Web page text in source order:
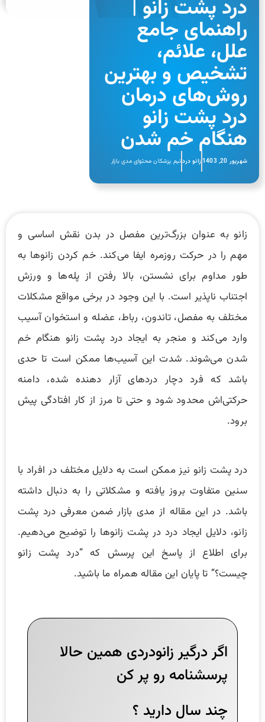
درد پشت زانو |
راهنمای جامع
علل، علائم،
تشخیص و بهترین
روش‌های درمان
درد پشت زانو
هنگام خم شدن
شهریور 20, 1403 زانو دردتیم پزشکان محتوای مدی بازار
زانو به عنوان بزرگ‌ترین مفصل در بدن نقش اساسی و
مهم را در حرکت روزمره ایفا می‌کند. خم کردن زانوها به
طور مداوم برای نشستن، بالا رفتن از پله‌ها و ورزش
اجتناب ناپذیر است. با این وجود در برخی مواقع مشکلات
مختلف به مفصل، تاندون، رباط، عضله و استخوان آسیب
وارد می‌کند و منجر به ایجاد درد پشت زانو هنگام خم
شدن می‌شوند. شدت این آسیب‌ها ممکن است تا حدی
باشد که فرد دچار دردهای آزار دهنده شده، دامنه
حرکتی‌اش محدود شود و حتی تا مرز از کار افتادگی پیش
برود.
درد پشت زانو نیز ممکن است به دلایل مختلف در افراد با
سنین متفاوت بروز یافته و مشکلاتی را به دنبال داشته
باشد. در این مقاله از مدی بازار ضمن معرفی درد پشت
زانو، دلایل ایجاد درد در پشت زانوها را توضیح می‌دهیم.
برای اطلاع از پاسخ این پرسش که “درد پشت زانو
چیست؟” تا پایان این مقاله همراه ما باشید.